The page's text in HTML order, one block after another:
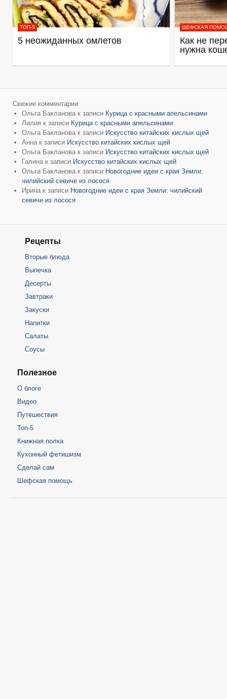
ТОП-5
5 неожиданных омлетов
ШЕФСКАЯ
Как не
нужна
Свежие комментарии
Ольга Бакланова к записи Курица с красными апельсинами
Лилия к записи Курица с красными апельсинами
Ольга Бакланова к записи Искусство китайских кислых щей
Анна к записи Искусство китайских кислых щей
Ольга Бакланова к записи Искусство китайских кислых щей
Галина к записи Искусство китайских кислых щей
Ольга Бакланова к записи Новогодние идеи с края Земли:
чилийский севиче из лосося
Ирина к записи Новогодние идеи с края Земли: чилийский
севиче из лосося
Рецепты
Вторые блюда
Выпечка
Десерты
Завтраки
Закуски
Напитки
Салаты
Соусы
Полезное
О блоге
Видео
Путешествия
Топ-5
Книжная полка
Кухонный фетишизм
Сделай сам
Шефская помощь